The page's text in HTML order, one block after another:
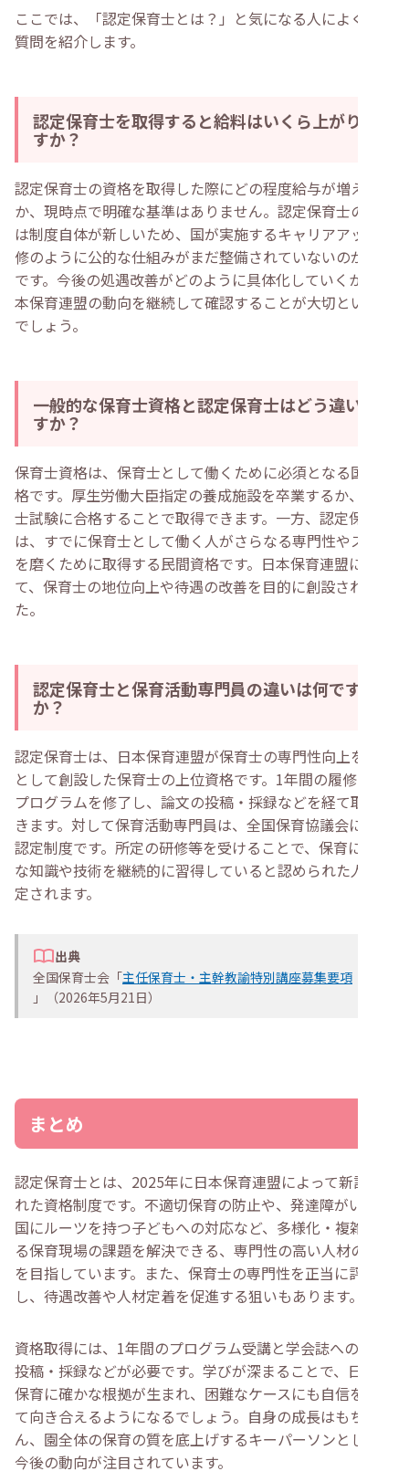
ここでは、「認定保育士とは？」と気になる人によくある
質問を紹介します。
認定保育士を取得すると給料はいくら上がりま
すか？
認定保育士の資格を取得した際にどの程度給与が増えるの
か、現時点で明確な基準はありません。認定保育士の資格
は制度自体が新しいため、国が実施するキャリアアップ研
修のように公的な仕組みがまだ整備されていないのが現状
です。今後の処遇改善がどのように具体化していくか、日
本保育連盟の動向を継続して確認することが大切といえる
でしょう。
一般的な保育士資格と認定保育士はどう違いま
すか？
保育士資格は、保育士として働くために必須となる国家資
格です。厚生労働大臣指定の養成施設を卒業するか、保育
士試験に合格することで取得できます。一方、認定保育士
は、すでに保育士として働く人がさらなる専門性やスキル
を磨くために取得する民間資格です。日本保育連盟によっ
て、保育士の地位向上や待遇の改善を目的に創設されまし
た。
認定保育士と保育活動専門員の違いは何です
か？
認定保育士は、日本保育連盟が保育士の専門性向上を目的
として創設した保育士の上位資格です。1年間の履修証明
プログラムを修了し、論文の投稿・採録などを経て取得で
きます。対して保育活動専門員は、全国保育協議会による
認定制度です。所定の研修等を受けることで、保育に必要
な知識や技術を継続的に習得していると認められた人が認
定されます。
出典
全国保育士会「主任保育士・主幹教諭特別講座募集要項
」（2026年5月21日）
まとめ
認定保育士とは、2025年に日本保育連盟によって新設さ
れた資格制度です。不適切保育の防止や、発達障がい・外
国にルーツを持つ子どもへの対応など、多様化・複雑化す
る保育現場の課題を解決できる、専門性の高い人材の育成
を目指しています。また、保育士の専門性を正当に評価
し、待遇改善や人材定着を促進する狙いもあります。
資格取得には、1年間のプログラム受講と学会誌への論文
投稿・採録などが必要です。学びが深まることで、日々の
保育に確かな根拠が生まれ、困難なケースにも自信を持っ
て向き合えるようになるでしょう。自身の成長はもちろ
ん、園全体の保育の質を底上げするキーパーソンとして、
今後の動向が注目されています。